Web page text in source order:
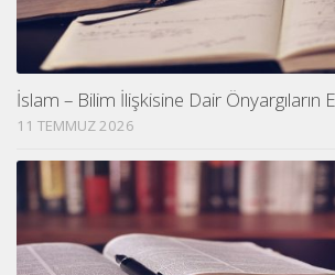
İslam – Bilim İlişkisine Dair Önyargıların
11 TEMMUZ 2026